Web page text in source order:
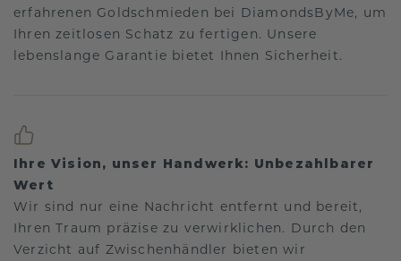
erfahrenen Goldschmieden bei DiamondsByMe, um
Ihren zeitlosen Schatz zu fertigen. Unsere
lebenslange Garantie bietet Ihnen Sicherheit.
Ihre Vision, unser Handwerk: Unbezahlbarer
Wert
Wir sind nur eine Nachricht entfernt und bereit,
Ihren Traum präzise zu verwirklichen. Durch den
Verzicht auf Zwischenhändler bieten wir